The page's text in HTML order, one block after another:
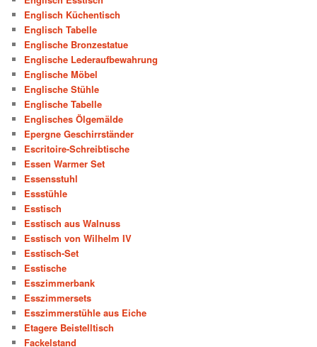
Englisch Küchentisch
Englisch Tabelle
Englische Bronzestatue
Englische Lederaufbewahrung
Englische Möbel
Englische Stühle
Englische Tabelle
Englisches Ölgemälde
Epergne Geschirrständer
Escritoire-Schreibtische
Essen Warmer Set
Essensstuhl
Essstühle
Esstisch
Esstisch aus Walnuss
Esstisch von Wilhelm IV
Esstisch-Set
Esstische
Esszimmerbank
Esszimmersets
Esszimmerstühle aus Eiche
Etagere Beistelltisch
Fackelstand